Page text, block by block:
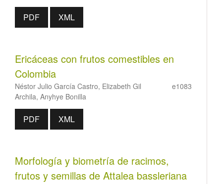
PDF XML
Ericáceas con frutos comestibles en
Colombia
Néstor Julio García Castro, Elizabeth Gil
Archila, Anyhye Bonilla
e1083
PDF XML
Morfología y biometría de racimos,
frutos y semillas de Attalea bassleriana